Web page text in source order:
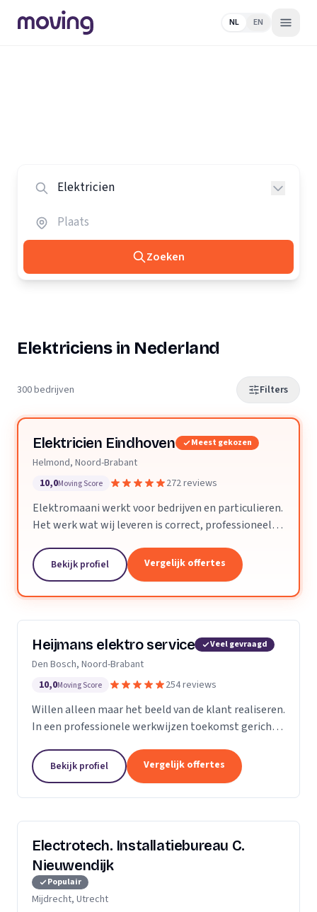
NL EN
Zoeken
Elektriciens in Nederland
300 bedrijven Filters
Elektricien Eindhoven Meest gekozen
Helmond, Noord-Brabant
10,0Moving Score 272 reviews
Elektromaani werkt voor bedrijven en particulieren.
Het werk wat wij leveren is correct, professioneel
of grote projecten zijn geen enkel probleem.
Bekijk profiel Vergelijk offertes
Heijmans elektro service Veel gevraagd
Den Bosch, Noord-Brabant
10,0Moving Score 254 reviews
Willen alleen maar het beeld van de klant realiseren.
In een professionele werkwijzen toekomst gericht.
toekomst.
Bekijk profiel Vergelijk offertes
Electrotech. Installatiebureau C.
Nieuwendijk
Populair
Mijdrecht, Utrecht